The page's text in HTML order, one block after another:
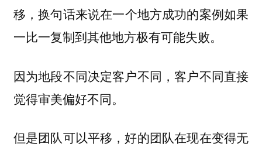
移，换句话来说在一个地方成功的案例如果
一比一复制到其他地方极有可能失败。
因为地段不同决定客户不同，客户不同直接
觉得审美偏好不同。
但是团队可以平移，好的团队在现在变得无